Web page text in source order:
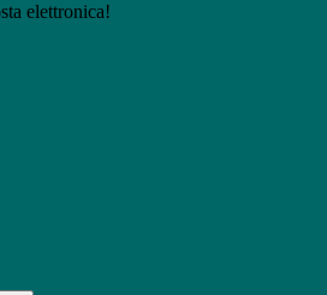
elettronica!